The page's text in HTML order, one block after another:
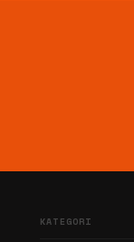
KATEGORI